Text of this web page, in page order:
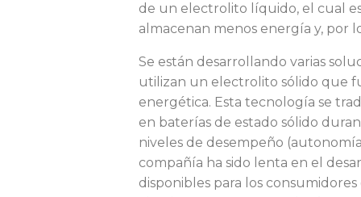
s
t
á
de un electrolito líquido, el cual
almacenan menos energía y, por
Se están desarrollando varias
utilizan un electrolito sólido que
energética. Esta tecnología se
en baterías de estado sólido
niveles de desempeño
compañía ha sido lenta en el
disponibles para los